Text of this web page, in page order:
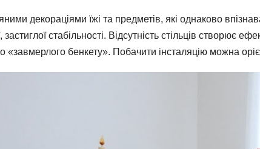
декораціями їжі та предметів, які однаково
застиглої стабільності. Відсутність стільців
«завмерлого бенкету». Побачити інсталяцію можна